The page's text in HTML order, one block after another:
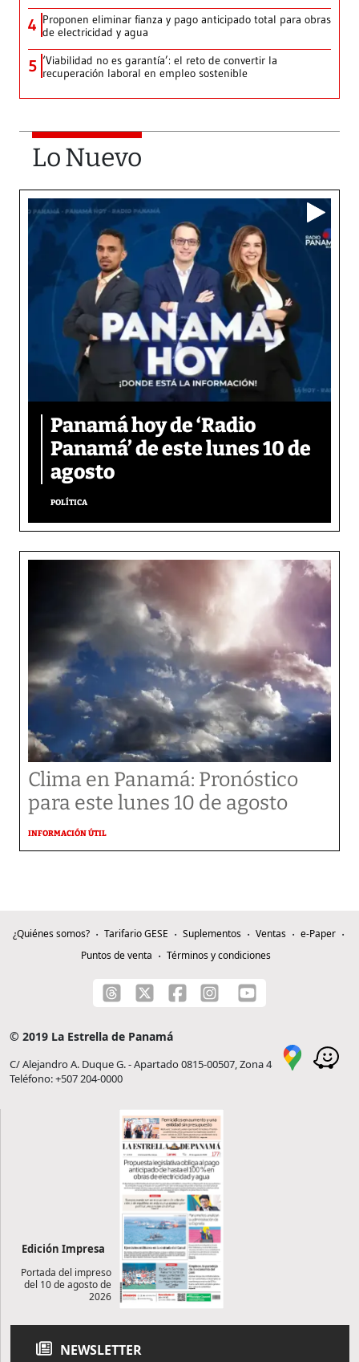
4 Proponen eliminar fianza y pago anticipado total para obras
de electricidad y agua
5 ‘Viabilidad no es garantía’: el reto de convertir la
recuperación laboral en empleo sostenible
Lo Nuevo
Panamá hoy de ‘Radio
Panamá’ de este lunes 10 de
agosto
POLÍTICA
Clima en Panamá: Pronóstico
para este lunes 10 de agosto
INFORMACIÓN ÚTIL
¿Quiénes somos? Tarifario GESE Suplementos Ventas
e-Paper
Puntos de venta
Términos y condiciones
© 2019 La Estrella de Panamá
C/ Alejandro A. Duque G. - Apartado 0815-00507, Zona 4
Teléfono: +507 204-0000
Edición Impresa
Portada del impreso
del 10 de agosto de
2026
NEWSLETTER